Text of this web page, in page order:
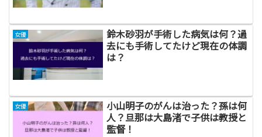
女優
鈴木砂羽が手術した病気は何？過
去にも手術してたけど現在の体調
は？
女優
小山明子のがんは治った？孫は何
人？旦那は大島渚で子供は教授と
監督！